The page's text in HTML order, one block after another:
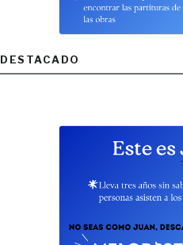
DESTACADO